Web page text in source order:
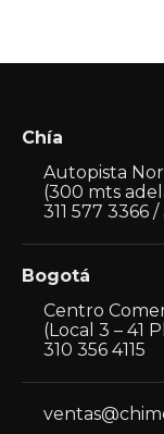
Chía
Autopista
(300 mts
311 577 3366
Bogotá
Centro
(Local 3 – 41
310 356 4115